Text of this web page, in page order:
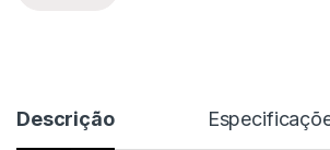
YAMAHA
Descrição